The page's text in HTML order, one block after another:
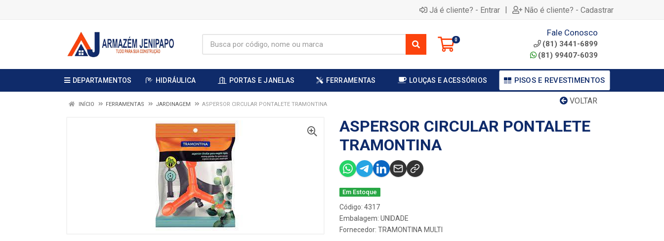
Já é cliente? - Entrar | Não é cliente? - Cadastrar
0
Fale Conosco
(81) 3441-6899
(81) 99407-6039
DEPARTAMENTOS HIDRÁULICA PORTAS E JANELAS FERRAMENTAS LOUÇAS E ACESSÓRIOS PISOS E REVESTIMENTOS
VOLTAR
INÍCIO FERRAMENTAS JARDINAGEM ASPERSOR CIRCULAR PONTALETE TRAMONTINA
ASPERSOR CIRCULAR PONTALETE
TRAMONTINA
Em Estoque
Código: 4317
Embalagem: UNIDADE
Fornecedor: TRAMONTINA MULTI